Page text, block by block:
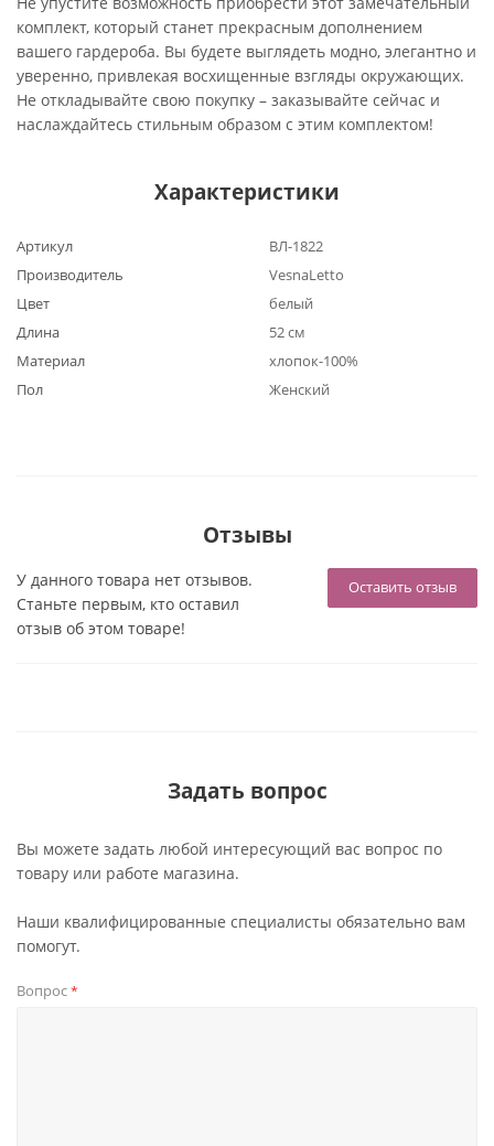
комплект, который станет прекрасным дополнением
вашего гардероба. Вы будете выглядеть модно, элегантно и
уверенно, привлекая восхищенные взгляды окружающих.
Не откладывайте свою покупку – заказывайте сейчас и
наслаждайтесь стильным образом с этим комплектом!
Характеристики
Артикул
ВЛ-1822
Производитель
VesnaLetto
Цвет
белый
Длина
52 см
Материал
хлопок-100%
Пол
Женский
Отзывы
Оставить отзыв
У данного товара нет отзывов.
Станьте первым, кто оставил
отзыв об этом товаре!
Задать вопрос
Вы можете задать любой интересующий вас вопрос по
товару или работе магазина.
Наши квалифицированные специалисты обязательно вам
помогут.
Вопрос*